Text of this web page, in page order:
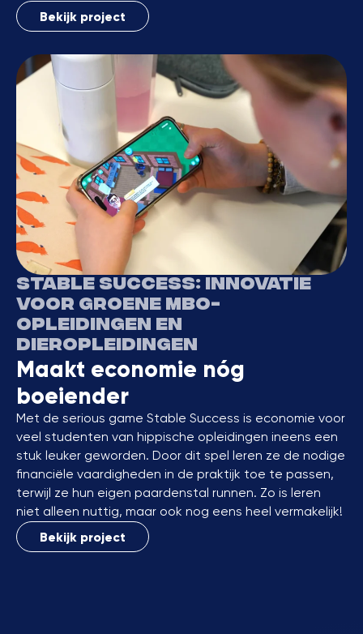
Bekijk project
Stable Success: innovatie
voor groene mbo-
opleidingen en
dieropleidingen
Maakt economie nóg
boeiender
Met de serious game Stable Success is economie voor
veel studenten van hippische opleidingen ineens een
stuk leuker geworden. Door dit spel leren ze de nodige
financiële vaardigheden in de praktijk toe te passen,
terwijl ze hun eigen paardenstal runnen. Zo is leren
niet alleen nuttig, maar ook nog eens heel vermakelijk!
Bekijk project